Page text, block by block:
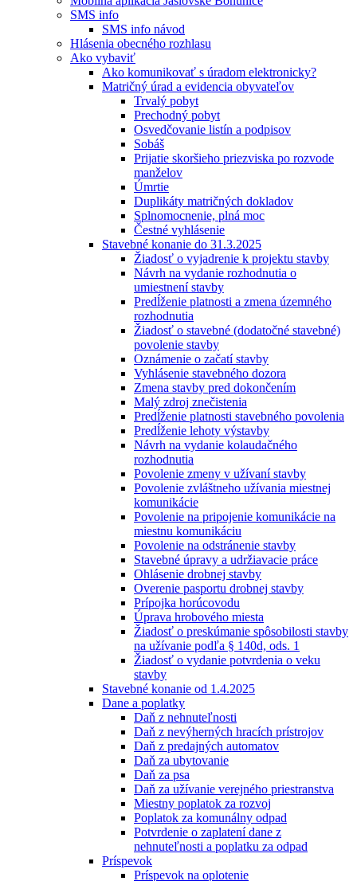
SMS info
SMS info návod
Hlásenia obecného rozhlasu
Ako vybaviť
Ako komunikovať s úradom elektronicky?
Matričný úrad a evidencia obyvateľov
Trvalý pobyt
Prechodný pobyt
Osvedčovanie listín a podpisov
Sobáš
Prijatie skoršieho priezviska po rozvode
manželov
Úmrtie
Duplikáty matričných dokladov
Splnomocnenie, plná moc
Čestné vyhlásenie
Stavebné konanie do 31.3.2025
Žiadosť o vyjadrenie k projektu stavby
Návrh na vydanie rozhodnutia o
umiestnení stavby
Predĺženie platnosti a zmena územného
rozhodnutia
Žiadosť o stavebné (dodatočné stavebné)
povolenie stavby
Oznámenie o začatí stavby
Vyhlásenie stavebného dozora
Zmena stavby pred dokončením
Malý zdroj znečistenia
Predĺženie platnosti stavebného povolenia
Predĺženie lehoty výstavby
Návrh na vydanie kolaudačného
rozhodnutia
Povolenie zmeny v užívaní stavby
Povolenie zvláštneho užívania miestnej
komunikácie
Povolenie na pripojenie komunikácie na
miestnu komunikáciu
Povolenie na odstránenie stavby
Stavebné úpravy a udržiavacie práce
Ohlásenie drobnej stavby
Overenie pasportu drobnej stavby
Prípojka horúcovodu
Úprava hrobového miesta
Žiadosť o preskúmanie spôsobilosti stavby
na užívanie podľa § 140d, ods. 1
Žiadosť o vydanie potvrdenia o veku
stavby
Stavebné konanie od 1.4.2025
Dane a poplatky
Daň z nehnuteľnosti
Daň z nevýherných hracích prístrojov
Daň z predajných automatov
Daň za ubytovanie
Daň za psa
Daň za užívanie verejného priestranstva
Miestny poplatok za rozvoj
Poplatok za komunálny odpad
Potvrdenie o zaplatení dane z
nehnuteľnosti a poplatku za odpad
Príspevok
Príspevok na oplotenie